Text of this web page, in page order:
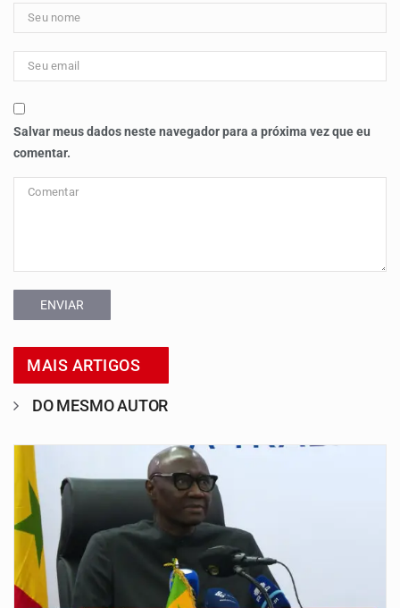
Salvar meus dados neste navegador para a próxima vez que eu
comentar.
ENVIAR
MAIS ARTIGOS
DO MESMO AUTOR